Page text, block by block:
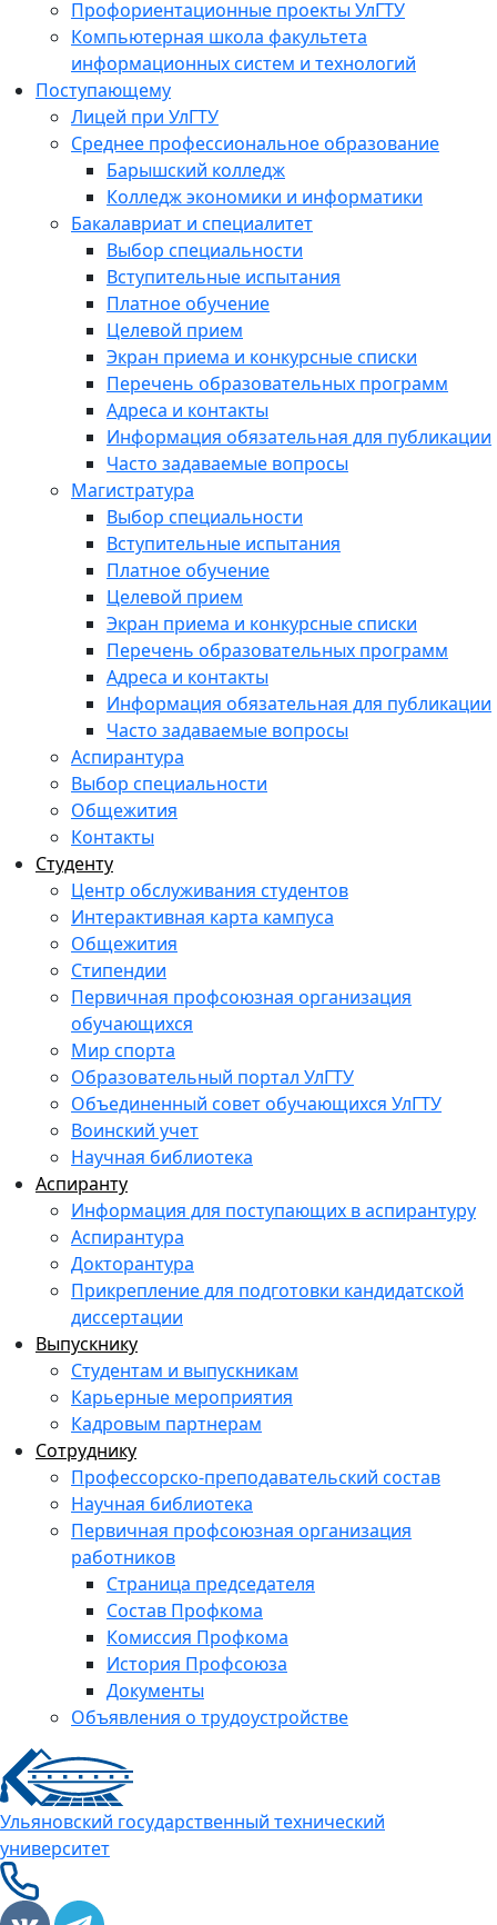
Профориентационные проекты УлГТУ
Компьютерная школа факультета
информационных систем и технологий
Поступающему
Лицей при УлГТУ
Среднее профессиональное образование
Барышский колледж
Колледж экономики и информатики
Бакалавриат и специалитет
Выбор специальности
Вступительные испытания
Платное обучение
Целевой прием
Экран приема и конкурсные списки
Перечень образовательных программ
Адреса и контакты
Информация обязательная для публикации
Часто задаваемые вопросы
Магистратура
Выбор специальности
Вступительные испытания
Платное обучение
Целевой прием
Экран приема и конкурсные списки
Перечень образовательных программ
Адреса и контакты
Информация обязательная для публикации
Часто задаваемые вопросы
Аспирантура
Выбор специальности
Общежития
Контакты
Студенту
Центр обслуживания студентов
Интерактивная карта кампуса
Общежития
Стипендии
Первичная профсоюзная организация
обучающихся
Мир спорта
Образовательный портал УлГТУ
Объединенный совет обучающихся УлГТУ
Воинский учет
Научная библиотека
Аспиранту
Информация для поступающих в аспирантуру
Аспирантура
Докторантура
Прикрепление для подготовки кандидатской
диссертации
Выпускнику
Студентам и выпускникам
Карьерные мероприятия
Кадровым партнерам
Сотруднику
Профессорско-преподавательский состав
Научная библиотека
Первичная профсоюзная организация
работников
Страница председателя
Состав Профкома
Комиссия Профкома
История Профсоюза
Документы
Объявления о трудоустройстве
Ульяновский государственный технический
университет